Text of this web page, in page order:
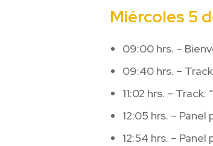
Miércoles 5
09:00 hrs. –
09:40 hrs. –
11:02 hrs. –
12:05 hrs. –
12:54 hrs. –